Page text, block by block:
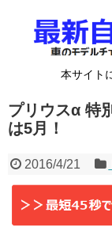
本サイト
プリウスα 特
は5月！
2016/4/21